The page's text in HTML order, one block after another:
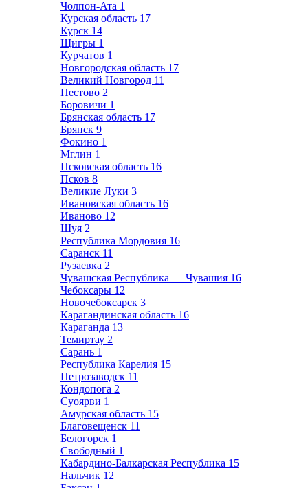
Чолпон-Ата 1
Курская область 17
Курск 14
Щигры 1
Курчатов 1
Новгородская область 17
Великий Новгород 11
Пестово 2
Боровичи 1
Брянская область 17
Брянск 9
Фокино 1
Мглин 1
Псковская область 16
Псков 8
Великие Луки 3
Ивановская область 16
Иваново 12
Шуя 2
Республика Мордовия 16
Саранск 11
Рузаевка 2
Чувашская Республика — Чувашия 16
Чебоксары 12
Новочебоксарск 3
Карагандинская область 16
Караганда 13
Темиртау 2
Сарань 1
Республика Карелия 15
Петрозаводск 11
Кондопога 2
Суоярви 1
Амурская область 15
Благовещенск 11
Белогорск 1
Свободный 1
Кабардино-Балкарская Республика 15
Нальчик 12